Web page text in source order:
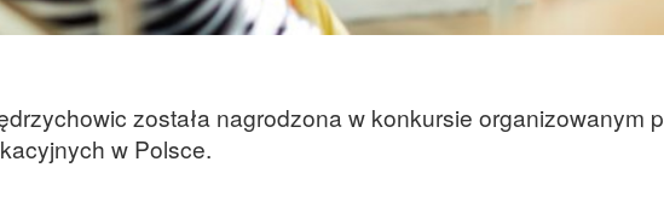
została nagrodzona w konkursie organizowanym
w Polsce.